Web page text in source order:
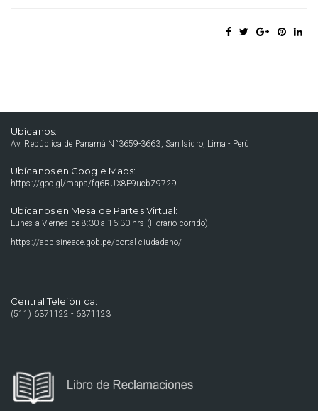
Ubícanos:
Av. República de Panamá N°3659-3663, San Isidro, Lima - Perú
Ubícanos en Google Maps:
https://goo.gl/maps/fq6RUX8E9ucbZ9729
Ubícanos en Mesa de Partes Virtual:
Lunes a Viernes de 8:30 a 16:30 hrs (Horario corrido).
https://app.sineace.gob.pe/portal-ciudadano/
Central Telefónica:
(511) 6371122 - 6371123